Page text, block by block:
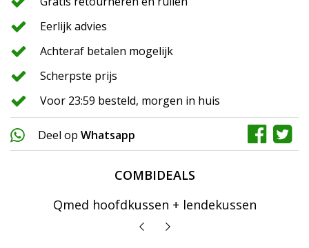
Eerlijk advies
Achteraf betalen mogelijk
Scherpste prijs
Voor 23:59 besteld, morgen in huis
Deel op Whatsapp
COMBIDEALS
Qmed hoofdkussen + lendekussen